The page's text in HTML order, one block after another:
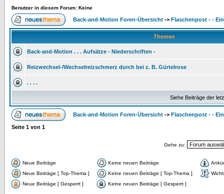
Benutzer in diesem Forum: Keine
Back-and-Motion Foren-Übersicht -> Flaschenpost - -
Themen
Back-and-Motion . . . Aufsätze - Niederschriften -
Reizwechsel-/Wechselreizschmerz durch bei z. B. Gürtelrose
. . . .
Siehe Beiträge der
Back-and-Motion Foren-Übersicht -> Flaschenpost - -
Seite 1 von 1
Gehe zu:
Neue Beiträge Keine neuen Beiträge
Neue Beiträge [ Top-Thema ]
Keine neuen Beiträge [ Top-Thema ]
Neue Beiträge [ Gesperrt ]
Keine neuen Beiträge [ Gesperrt ]